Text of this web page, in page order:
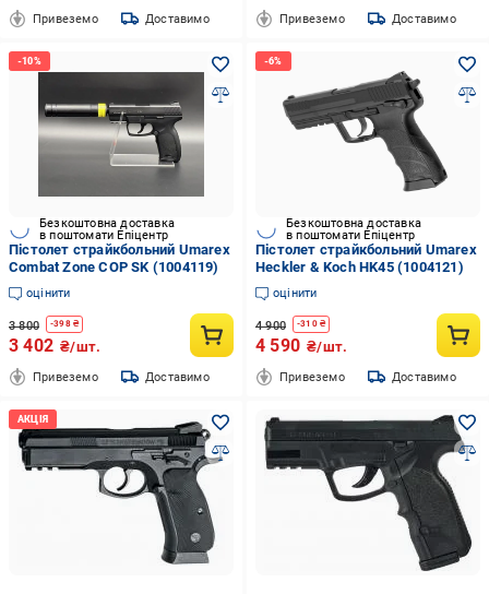
Привеземо Доставимо Привеземо Доставимо
Безкоштовна доставка
в поштомати Епіцентр
Пістолет страйкбольний Umarex
Combat Zone COP SK (1004119)
оцінити
3 800 -398₴
3 402 ₴/шт.
Привеземо Доставимо
Безкоштовна доставка
в поштомати Епіцентр
Пістолет страйкбольний Umarex
Heckler & Koch HK45 (1004121)
оцінити
4 900 -310₴
4 590 ₴/шт.
Привеземо Доставимо